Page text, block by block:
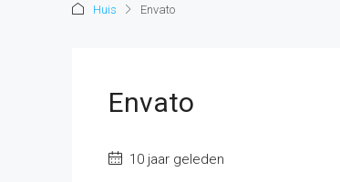
Huis Envato
Envato
10 jaar geleden